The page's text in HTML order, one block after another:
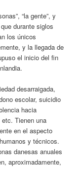
“la gente”, y
durante siglos
los únicos
y la llegada de
el inicio del fin
desarraigada,
escolar, suicidio
hacia
Tienen una
en el aspecto
y técnicos.
danesas anuales
aproximadamente,